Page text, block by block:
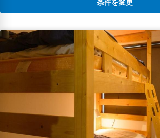
条件を変更